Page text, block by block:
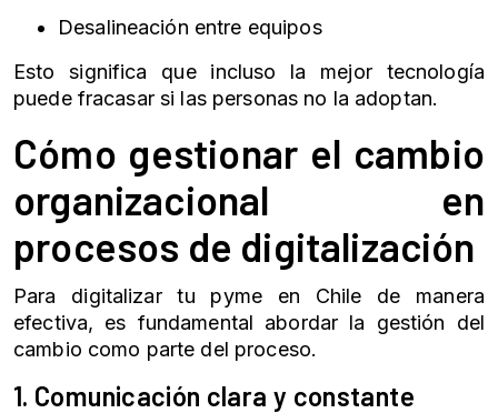
Desalineación entre equipos
Esto significa que incluso la mejor tecnología
puede fracasar si las personas no la adoptan.
Cómo gestionar el cambio
organizacional en
procesos de digitalización
Para digitalizar tu pyme en Chile de manera
efectiva, es fundamental abordar la gestión del
cambio como parte del proceso.
1. Comunicación clara y constante